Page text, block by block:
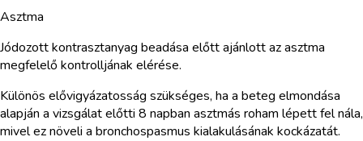
Asztma
Jódozott kontrasztanyag beadása előtt ajánlott az asztma
megfelelő kontrolljának elérése.
Különös elővigyázatosság szükséges, ha a beteg elmondása
alapján a vizsgálat előtti 8 napban asztmás roham lépett fel nála,
mivel ez növeli a bronchospasmus kialakulásának kockázatát.